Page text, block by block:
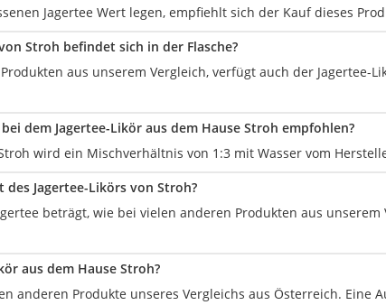
Jagertee Wert legen, empfiehlt sich der Kauf dieses
Stroh befindet sich in der Flasche?
aus unserem Vergleich, verfügt auch der Jagertee-
dem Jagertee-Likör aus dem Hause Stroh empfohlen?
wird ein Mischverhältnis von 1:3 mit Wasser vom
Jagertee-Likörs von Stroh?
beträgt, wie bei vielen anderen Produkten aus unserem
aus dem Hause Stroh?
anderen Produkte unseres Vergleichs aus Österreich. Eine